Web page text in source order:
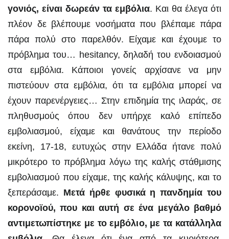
γονιός, είναι δωρεάν τα εμβόλια. Και θα έλεγα ότι
πλέον δε βλέπουμε νοσήματα που βλέπαμε πάρα
πάρα πολύ στο παρελθόν. Είχαμε και έχουμε το
πρόβλημα του… hesitancy, δηλαδή του ενδοιασμού
στα εμβόλια. Κάποιοι γονείς αρχίσανε να μην
πιστεύουν στα εμβόλια, ότι τα εμβόλια μπορεί να
έχουν παρενέργειες… Στην επιδημία της ιλαράς, σε
πληθυσμούς όπου δεν υπήρχε καλό επίπεδο
εμβολιασμού, είχαμε και θανάτους την περίοδο
εκείνη, 17-18, ευτυχώς στην Ελλάδα ήτανε πολύ
μικρότερο το πρόβλημα λόγω της καλής στάθμισης
εμβολιασμού που είχαμε, της καλής κάλυψης, και το
ξεπεράσαμε. Μετά ήρθε φυσικά η πανδημία του
κορονοϊού, που και αυτή σε ένα μεγάλο βαθμό
αντιμετωπίστηκε με το εμβόλιο, με τα κατάλληλα